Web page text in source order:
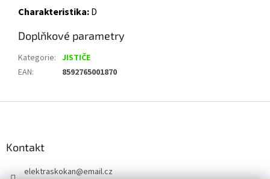
Charakteristika:D
Doplňkové parametry
Kategorie: JISTIČE
EAN: 8592765001870
Kontakt
elektraskokan@email.cz